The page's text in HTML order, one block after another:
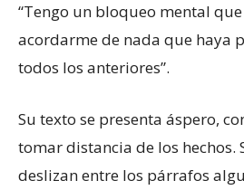
“Tengo un bloqueo mental
acordarme de nada que haya
todos los anteriores”.
Su texto se presenta áspero,
tomar distancia de los hechos.
deslizan entre los párrafos